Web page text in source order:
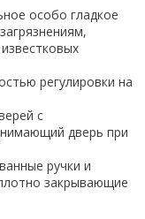
особо гладкое
регулировки на
с
дверь при
ручки и
закрывающие